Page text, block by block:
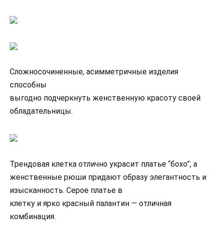
Сложносочиненные, асимметричные изделия
способны
выгодно подчеркнуть женственную красоту своей
обладательницы.
Трендовая клетка отлично украсит платье “бохо”, а
женственные рюши придают образу элегантность и
изысканность. Серое платье в
клетку и ярко красный палантин — отличная
комбинация.